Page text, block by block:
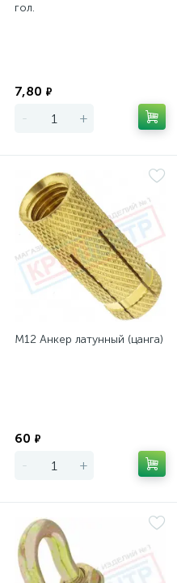
гол.
7,80 ₽
- +
М12 Анкер латунный (цанга)
60 ₽
- +